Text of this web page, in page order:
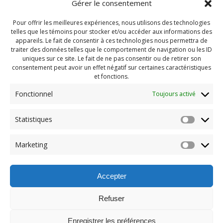
Gérer le consentement
Pour offrir les meilleures expériences, nous utilisons des technologies
telles que les témoins pour stocker et/ou accéder aux informations des
appareils. Le fait de consentir à ces technologies nous permettra de
traiter des données telles que le comportement de navigation ou les ID
uniques sur ce site. Le fait de ne pas consentir ou de retirer son
consentement peut avoir un effet négatif sur certaines caractéristiques
et fonctions.
Fonctionnel Toujours activé
Statistiques
Marketing
Accepter
Refuser
Enregistrer les préférences
Navigation
de
l'article
Previous:
post: